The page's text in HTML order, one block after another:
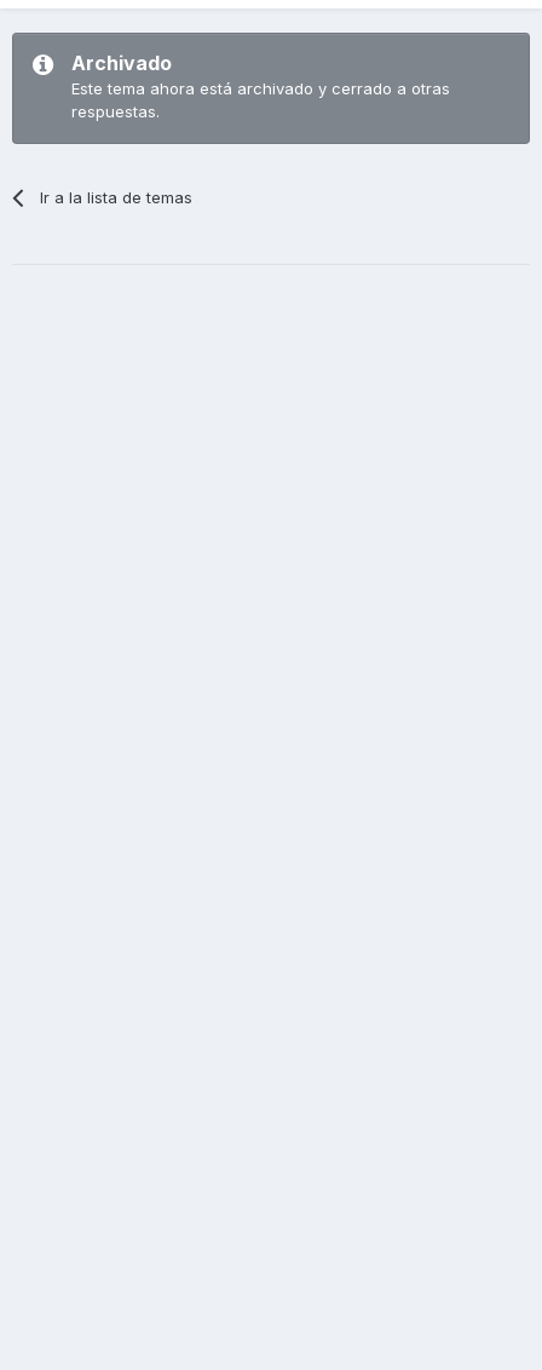
Archivado
Este tema ahora está archivado y cerrado a otras
respuestas.
Ir a la lista de temas